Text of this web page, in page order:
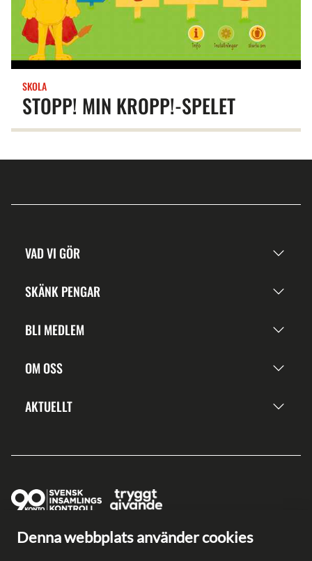
Denna webbplats använder cookies
STOPP! MIN KROPP!-SPELET
SKOLA
VAD VI GÖR
SKÄNK PENGAR
BLI MEDLEM
OM OSS
AKTUELLT
Ge en gåva direkt